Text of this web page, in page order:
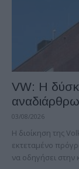
VW: Η
03/08/2026
Η διοίκηση της
εκτεταμένο
να οδηγήσει στην